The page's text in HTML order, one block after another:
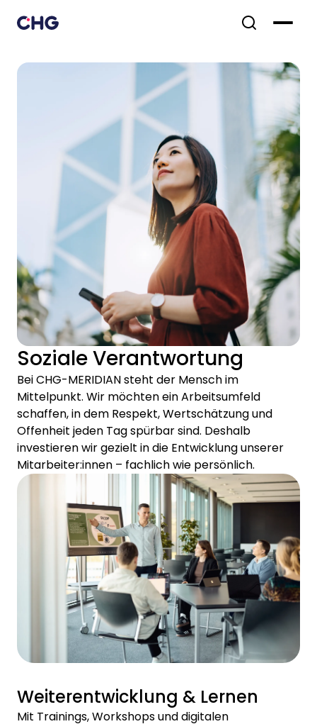
Soziale Verantwortung
Bei CHG-MERIDIAN steht der Mensch im
Mittelpunkt. Wir möchten ein Arbeitsumfeld
schaffen, in dem Respekt, Wertschätzung und
Offenheit jeden Tag spürbar sind. Deshalb
investieren wir gezielt in die Entwicklung unserer
Mitarbeiter:innen – fachlich wie persönlich.
Weiterentwicklung & Lernen
Mit Trainings, Workshops und digitalen